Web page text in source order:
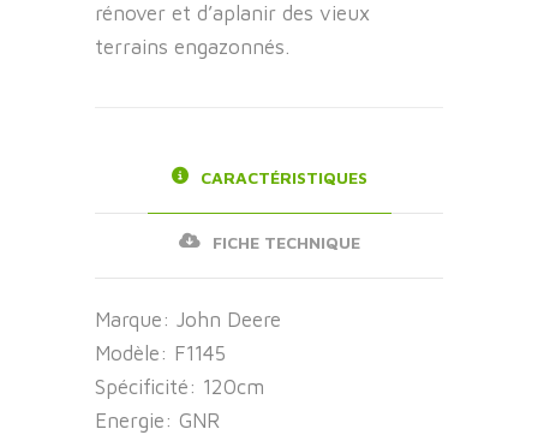
rénover et d’aplanir des vieux
terrains engazonnés.
CARACTÉRISTIQUES
FICHE TECHNIQUE
Marque: John Deere
Modèle: F1145
Spécificité: 120cm
Energie: GNR